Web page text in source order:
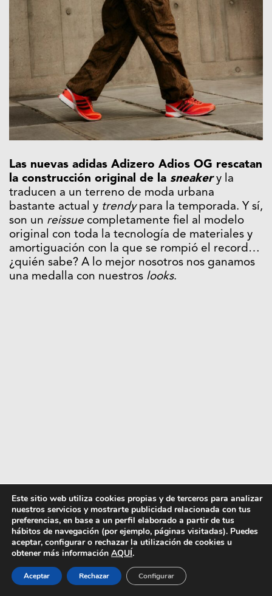
Las nuevas adidas Adizero Adios OG rescatan
la construcción original de la sneakery la
traducen a un terreno de moda urbana
bastante actual y trendypara la temporada. Y sí,
son un reissue completamente fiel al modelo
original con toda la tecnología de materiales y
amortiguación con la que se rompió el record…
¿quién sabe? A lo mejor nosotros nos ganamos
una medalla con nuestros looks.
Este sitio web utiliza cookies propias y de terceros para analizar
nuestros servicios y mostrarte publicidad relacionada con tus
preferencias, en base a un perfil elaborado a partir de tus
hábitos de navegación (por ejemplo, páginas visitadas). Puedes
aceptar, configurar o rechazar la utilización de cookies u
obtener más información AQUÍ.
Aceptar Rechazar Configurar